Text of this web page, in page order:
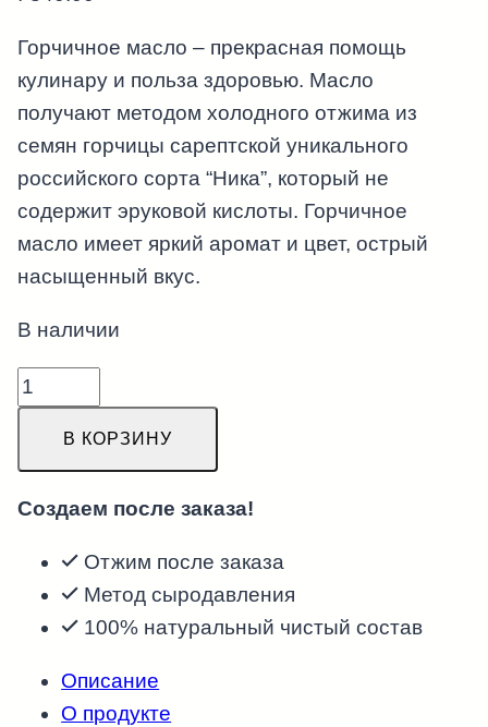
Горчичное масло – прекрасная помощь
кулинару и польза здоровью. Масло
получают методом холодного отжима из
семян горчицы сарептской уникального
российского сорта “Ника”, который не
содержит эруковой кислоты. Горчичное
масло имеет яркий аромат и цвет, острый
насыщенный вкус.
В наличии
Количество
товара
"Белополе"
горчичное
сыродавленное
В КОРЗИНУ
Создаем после заказа!
Отжим после заказа
Метод сыродавления
100% натуральный чистый состав
Описание
О продукте